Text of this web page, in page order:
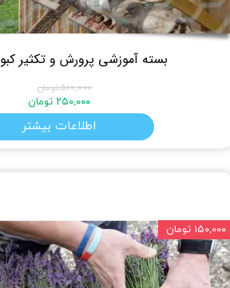
بسته آموزشی پرورش و تکثیر
۵۰۰,۰۰۰ تومان
۲۵۰,۰۰۰ تومان
اطلاعات بیشتر
۱۵۰,۰۰۰ تومان